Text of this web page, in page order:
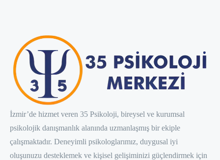
İzmir’de hizmet veren 35 Psikoloji, bireysel ve kurumsal
psikolojik danışmanlık alanında uzmanlaşmış bir ekiple
çalışmaktadır. Deneyimli psikologlarımız, duygusal iyi
oluşunuzu desteklemek ve kişisel gelişiminizi güçlendirmek için